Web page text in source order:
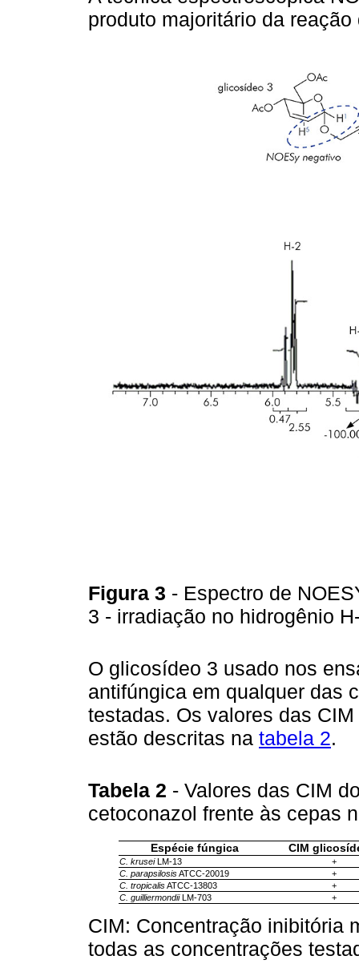
produto majoritário da
Figura 3 - Espectro de
3 - irradiação no hidrogênio
O glicosídeo 3 usado nos
antifúngica em qualquer das
testadas. Os valores das
estão descritas na tabela 2.
Tabela 2 - Valores das CIM
cetoconazol frente às cepas
Espécie fúngica CIM
C. kruseiLM-13
+
C. parapsilosisATCC-20019
+
C. tropicalisATCC-13803
+
C. guilliermondiiLM-703 +
CIM: Concentração inibitória
todas as concentrações